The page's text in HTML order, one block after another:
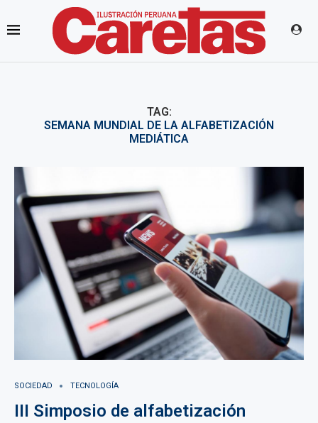
TAG:
SEMANA MUNDIAL DE LA ALFABETIZACIÓN
MEDIÁTICA
SOCIEDAD TECNOLOGÍA
III Simposio de alfabetización